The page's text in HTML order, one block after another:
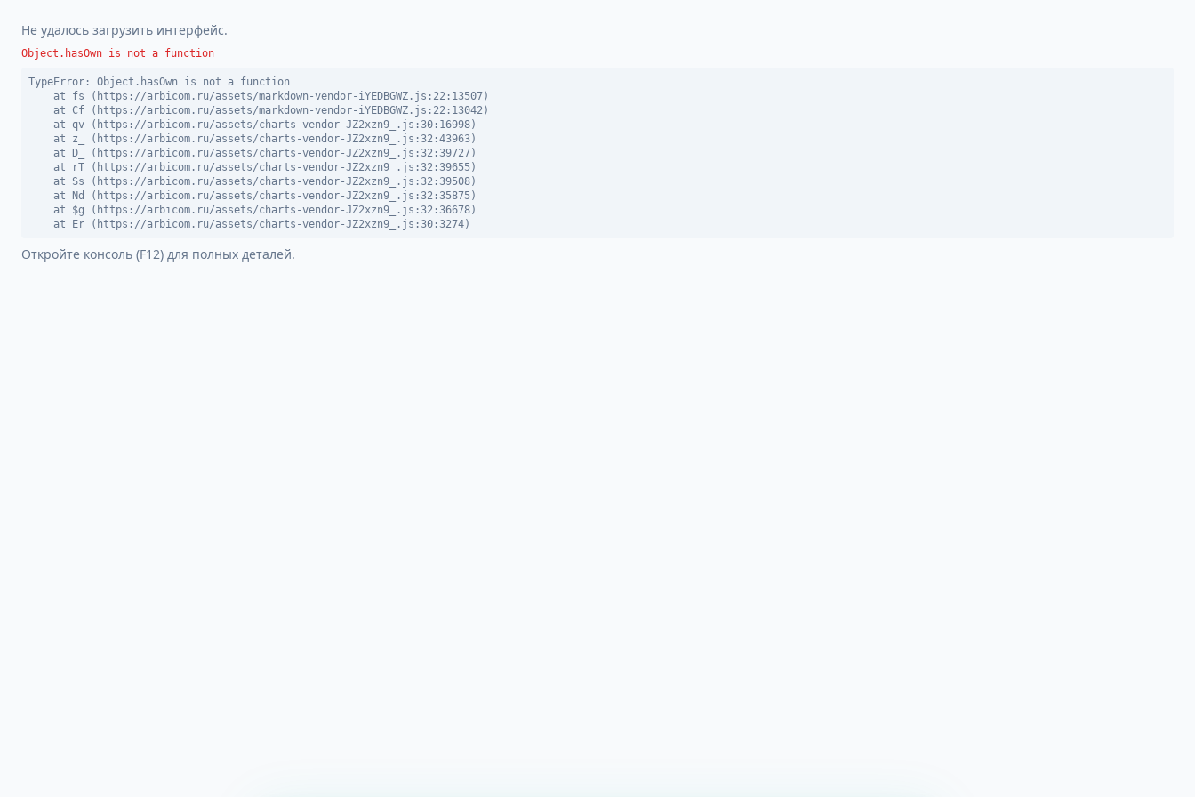
Не удалось загрузить интерфейс.
Object.hasOwn is not a function
TypeError: Object.hasOwn is not a function
    at fs (https://arbicom.ru/assets/markdown-vendor-iYEDBGWZ.js:22:13507)
    at Cf (https://arbicom.ru/assets/markdown-vendor-iYEDBGWZ.js:22:13042)
    at qv (https://arbicom.ru/assets/charts-vendor-JZ2xzn9_.js:30:16998)
    at z_ (https://arbicom.ru/assets/charts-vendor-JZ2xzn9_.js:32:43963)
    at D_ (https://arbicom.ru/assets/charts-vendor-JZ2xzn9_.js:32:39727)
    at rT (https://arbicom.ru/assets/charts-vendor-JZ2xzn9_.js:32:39655)
    at Ss (https://arbicom.ru/assets/charts-vendor-JZ2xzn9_.js:32:39508)
    at Nd (https://arbicom.ru/assets/charts-vendor-JZ2xzn9_.js:32:35875)
    at $g (https://arbicom.ru/assets/charts-vendor-JZ2xzn9_.js:32:36678)
    at Er (https://arbicom.ru/assets/charts-vendor-JZ2xzn9_.js:30:3274)
Откройте консоль (F12) для полных деталей.